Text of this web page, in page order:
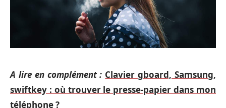
A lire en complément : Clavier gboard, Samsung,
swiftkey : où trouver le presse-papier dans mon
téléphone ?